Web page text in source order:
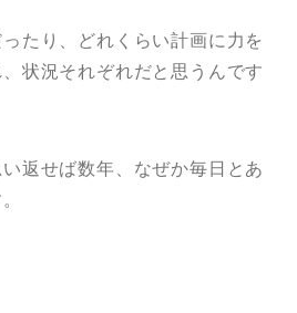
たり、どれくらい計画に力を
状況それぞれだと思うんです
返せば数年、なぜか毎日とあ